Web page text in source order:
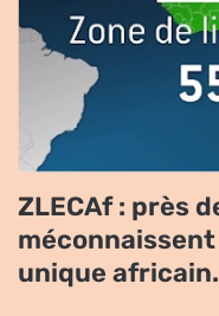
ZLECAf : près
unique africain.